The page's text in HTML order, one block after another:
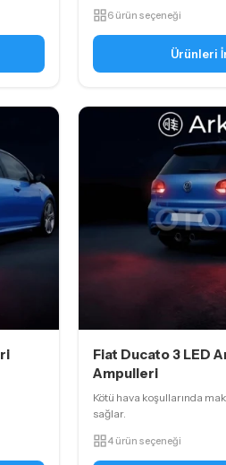
6 ürün seçeneği
Ürünleri
Fiat Ducato 3 LED
Ampulleri
Kötü hava koşullarında
sağlar.
4 ürün seçeneği